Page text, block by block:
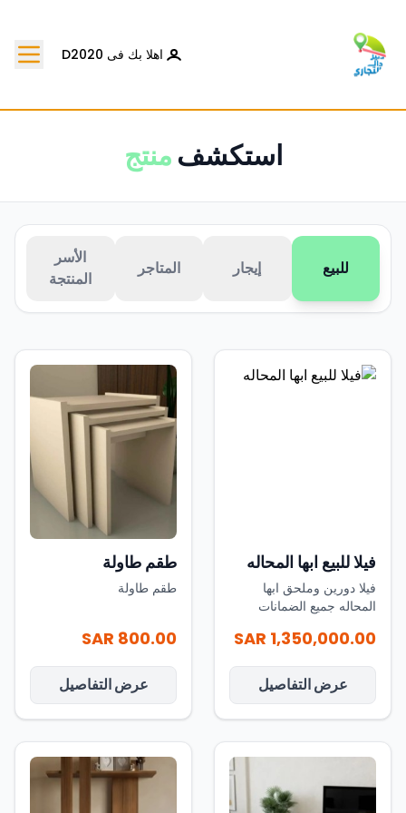
اهلا بك فى D2020
استكشفمنتج
للبيع إيجار المتاجر
الأسر
المنتجة
فيلا للبيع ابها المحاله
فيلا دورين وملحق ابها
المحاله جميع الضمانات
المحاله =============
💌مدخل رجال ومدخل
العائله 💌حوش ومدخل
سياره 💌مجلس رجال مع
بمستودع 💌مجلس نساء مع
دورات مياه بالمغاسل 💌
غرفه نوم ضيوف مع دوره
1,350,000.00 SAR
عرض التفاصيل
طقم طاولة
طقم طاولة
800.00 SAR
عرض التفاصيل